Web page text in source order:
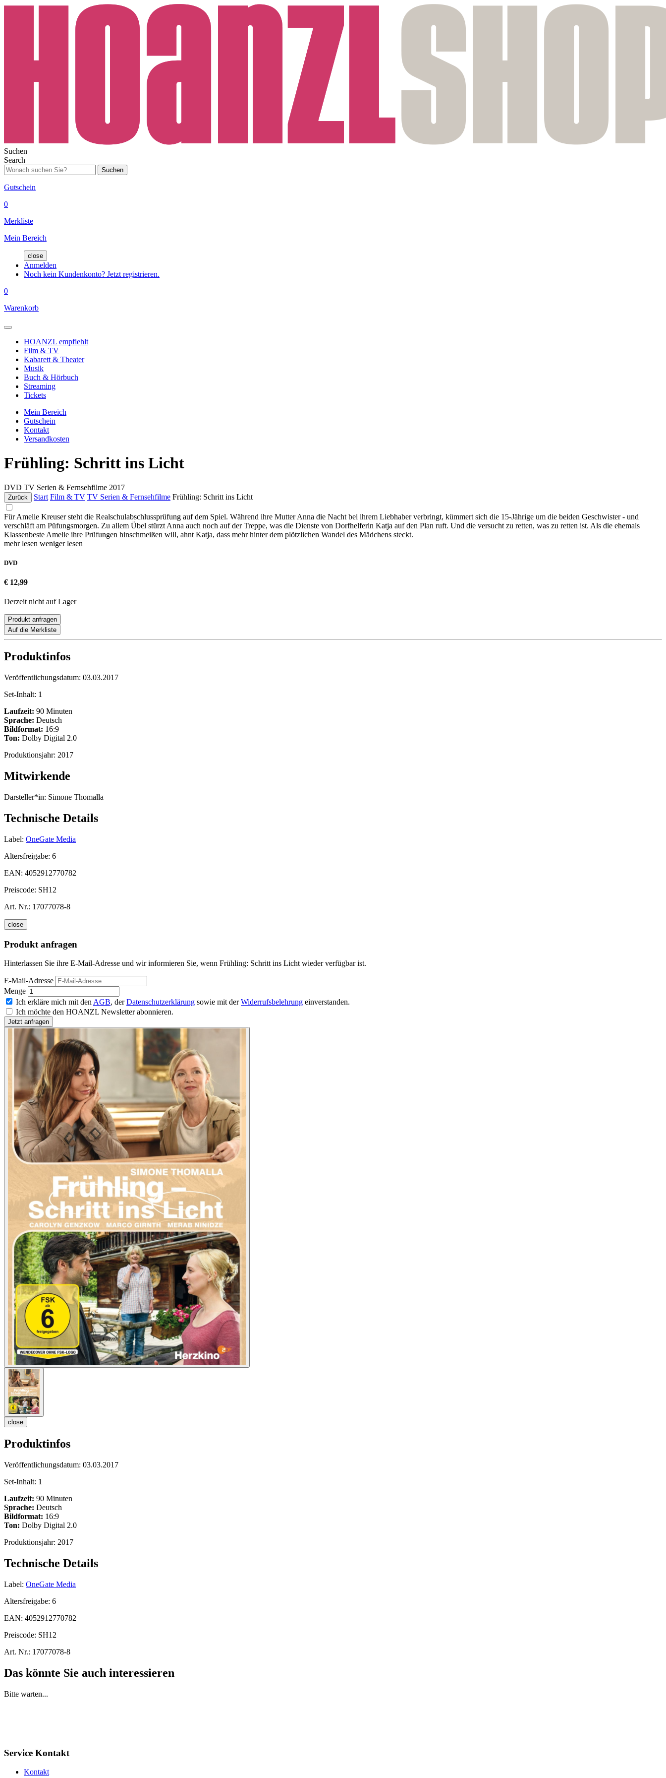
Suchen
Search
Suchen
Gutschein
0
Merkliste
Mein Bereich
close
Anmelden
Noch kein Kundenkonto? Jetzt registrieren.
0
Warenkorb
HOANZL empfiehlt
Film & TV
Kabarett & Theater
Musik
Buch & Hörbuch
Streaming
Tickets
Mein Bereich
Gutschein
Kontakt
Versandkosten
Frühling: Schritt ins Licht
DVD TV Serien & Fernsehfilme 2017
Zurück Start Film & TV TV Serien & Fernsehfilme Frühling: Schritt ins Licht
Für Amelie Kreuser steht die Realschulabschlussprüfung auf dem Spiel. Während ihre Mutter Anna die Nacht bei ihrem Liebhaber verbringt, kümmert sich die 15-Jährige um die beiden Geschwister - und
verschläft am Püfungsmorgen. Zu allem Übel stürzt Anna auch noch auf der Treppe, was die Dienste von Dorfhelferin Katja auf den Plan ruft. Und die versucht zu retten, was zu retten ist. Als die ehemals
Klassenbeste Amelie ihre Prüfungen hinschmeißen will, ahnt Katja, dass mehr hinter dem plötzlichen Wandel des Mädchens steckt.
mehr lesen weniger lesen
DVD
€ 12,99
Derzeit nicht auf Lager
Produkt anfragen
Auf die Merkliste
Produktinfos
Veröffentlichungsdatum: 03.03.2017
Set-Inhalt: 1
Laufzeit: 90 Minuten
Sprache: Deutsch
Bildformat: 16:9
Ton: Dolby Digital 2.0
Produktionsjahr: 2017
Mitwirkende
Darsteller*in: Simone Thomalla
Technische Details
Label: OneGate Media
Altersfreigabe: 6
EAN: 4052912770782
Preiscode: SH12
Art. Nr.: 17077078-8
close
Produkt anfragen
Hinterlassen Sie ihre E-Mail-Adresse und wir informieren Sie, wenn Frühling: Schritt ins Licht wieder verfügbar ist.
E-Mail-Adresse
Menge
Ich erkläre mich mit den AGB, derDatenschutzerklärung sowie mit derWiderrufsbelehrung einverstanden.
Ich möchte den HOANZL Newsletter abonnieren.
close
Produktinfos
Veröffentlichungsdatum: 03.03.2017
Set-Inhalt: 1
Laufzeit: 90 Minuten
Sprache: Deutsch
Bildformat: 16:9
Ton: Dolby Digital 2.0
Produktionsjahr: 2017
Technische Details
Label: OneGate Media
Altersfreigabe: 6
EAN: 4052912770782
Preiscode: SH12
Art. Nr.: 17077078-8
Das könnte Sie auch interessieren
Bitte warten...
Service Kontakt
Kontakt